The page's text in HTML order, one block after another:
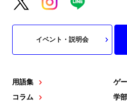
用語集
コラム
ゲ
学
イベント・説明会